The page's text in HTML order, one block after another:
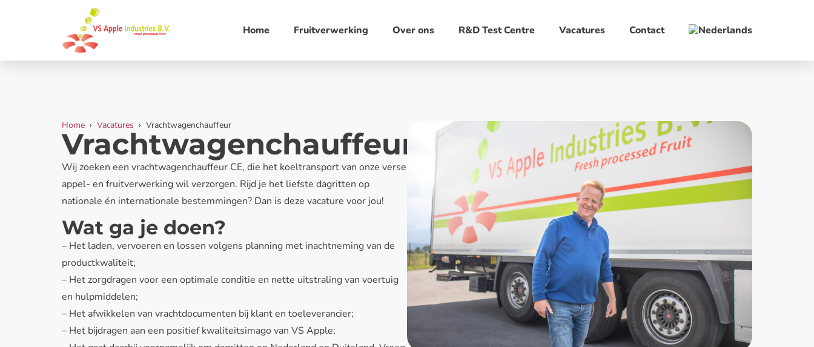
Home Fruitverwerking Over ons R&D Test Centre Vacatures Contact
Home › Vacatures › Vrachtwagenchauffeur
Vrachtwagenchauffeur
Wij zoeken een vrachtwagenchauffeur CE, die het koeltransport van onze verse
appel- en fruitverwerking wil verzorgen. Rijd je het liefste dagritten op
nationale én internationale bestemmingen? Dan is deze vacature voor jou!
Wat ga je doen?
– Het laden, vervoeren en lossen volgens planning met inachtneming van de
productkwaliteit;
– Het zorgdragen voor een optimale conditie en nette uitstraling van voertuig
en hulpmiddelen;
– Het afwikkelen van vrachtdocumenten bij klant en toeleverancier;
– Het bijdragen aan een positief kwaliteitsimago van VS Apple;